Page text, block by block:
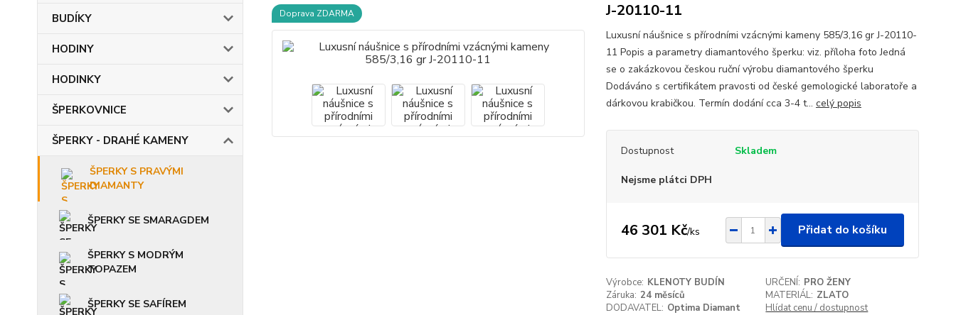
BUDÍKY
HODINY
HODINKY
ŠPERKOVNICE
ŠPERKY - DRAHÉ KAMENY
ŠPERKY S PRAVÝMI
DIAMANTY
ŠPERKY SE SMARAGDEM
ŠPERKY S MODRÝM
TOPAZEM
ŠPERKY SE SAFÍREM
Doprava ZDARMA J-20110-11
Luxusní náušnice s přírodními vzácnými kameny 585/3,16 gr J-20110-
11 Popis a parametry diamantového šperku: viz. příloha foto Jedná
se o zakázkovou českou ruční výrobu diamantového šperku
Dodáváno s certifikátem pravosti od české gemologické laboratoře a
dárkovou krabičkou. Termín dodání cca 3-4 t... celý popis
Dostupnost Skladem
Nejsme plátci DPH
46 301 Kč/ks Přidat do košíku
Výrobce: KLENOTY BUDÍN URČENÍ: PRO ŽENY
Záruka: 24 měsíců MATERIÁL: ZLATO
DODAVATEL: Optima Diamant Hlídat cenu / dostupnost